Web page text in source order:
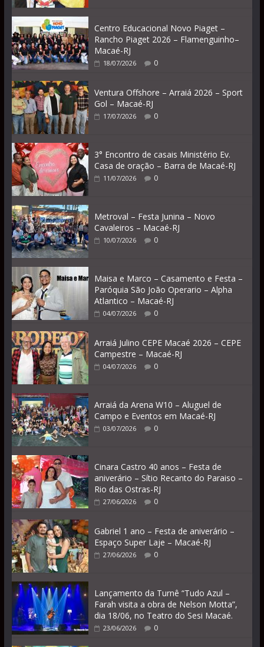
Centro Educacional Novo Piaget –
Rancho Piaget 2026 – Flamenguinho–
Macaé-RJ
18/07/2026 0
Ventura Offshore – Arraiá 2026 – Sport
Gol – Macaé-RJ
17/07/2026 0
3° Encontro de casais Ministério Ev.
Casa de oração – Barra de Macaé-RJ
11/07/2026 0
Metroval – Festa Junina – Novo
Cavaleiros – Macaé-RJ
10/07/2026 0
Maisa e Marco – Casamento e Festa –
Paróquia São João Operario – Alpha
Atlantico – Macaé-RJ
04/07/2026 0
Arraiá Julino CEPE Macaé 2026 – CEPE
Campestre – Macaé-RJ
04/07/2026 0
Arraiá da Arena W10 – Aluguel de
Campo e Eventos em Macaé-RJ
03/07/2026 0
Cinara Castro 40 anos – Festa de
aniverário – Sítio Recanto do Paraiso –
Rio das Ostras-RJ
27/06/2026 0
Gabriel 1 ano – Festa de aniverário –
Espaço Super Laje – Macaé-RJ
27/06/2026 0
Lançamento da Turnê “Tudo Azul –
Farah visita a obra de Nelson Motta”,
dia 18/06, no Teatro do Sesi Macaé.
23/06/2026 0